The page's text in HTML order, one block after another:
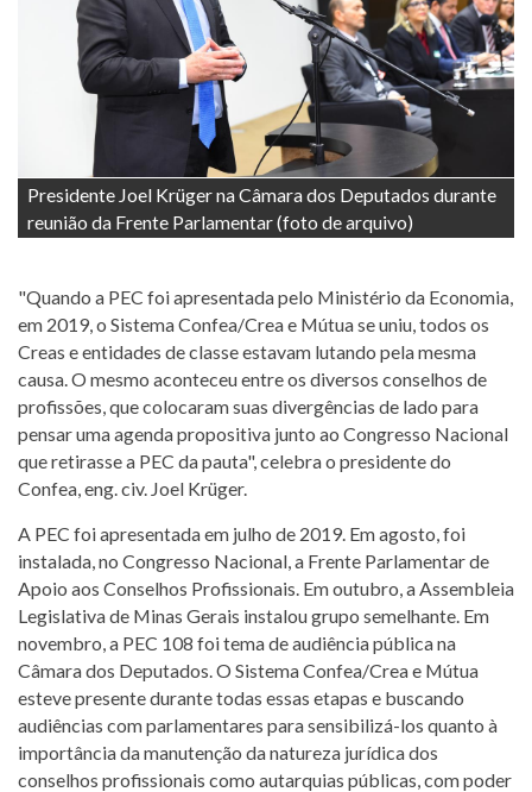
Presidente Joel Krüger na Câmara dos Deputados durante
reunião da Frente Parlamentar (foto de arquivo)
"Quando a PEC foi apresentada pelo Ministério da Economia,
em 2019, o Sistema Confea/Crea e Mútua se uniu, todos os
Creas e entidades de classe estavam lutando pela mesma
causa. O mesmo aconteceu entre os diversos conselhos de
profissões, que colocaram suas divergências de lado para
pensar uma agenda propositiva junto ao Congresso Nacional
que retirasse a PEC da pauta", celebra o presidente do
Confea, eng. civ. Joel Krüger.
A PEC foi apresentada em julho de 2019. Em agosto, foi
instalada, no Congresso Nacional, a Frente Parlamentar de
Apoio aos Conselhos Profissionais. Em outubro, a Assembleia
Legislativa de Minas Gerais instalou grupo semelhante. Em
novembro, a PEC 108 foi tema de audiência pública na
Câmara dos Deputados. O Sistema Confea/Crea e Mútua
esteve presente durante todas essas etapas e buscando
audiências com parlamentares para sensibilizá-los quanto à
importância da manutenção da natureza jurídica dos
conselhos profissionais como autarquias públicas, com poder